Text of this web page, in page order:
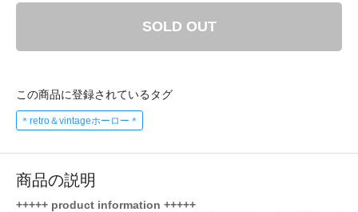
SOLD OUT
この商品に登録されているタグ
＊retro＆vintageホーロー＊
商品の説明
+++++ product information +++++